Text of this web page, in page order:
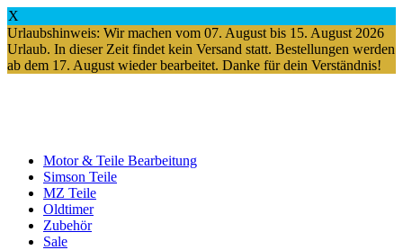
X
Urlaubshinweis: Wir machen vom 07. August bis 15. August 2026
Urlaub. In dieser Zeit findet kein Versand statt. Bestellungen werden
ab dem 17. August wieder bearbeitet. Danke für dein Verständnis!
Motor & Teile Bearbeitung
Simson Teile
MZ Teile
Oldtimer
Zubehör
Sale